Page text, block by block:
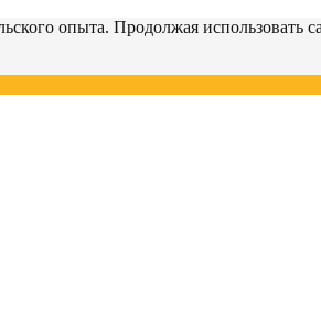
опыта. Продолжая использовать